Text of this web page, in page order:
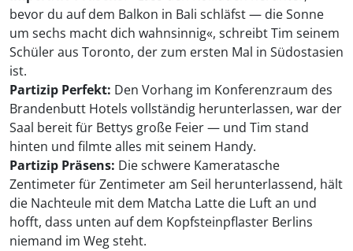
bevor du auf dem Balkon in Bali schläfst — die Sonne
um sechs macht dich wahnsinnig«, schreibt Tim seinem
Schüler aus Toronto, der zum ersten Mal in Südostasien
ist.
Partizip Perfekt: Den Vorhang im Konferenzraum des
Brandenbutt Hotels vollständig herunterlassen, war der
Saal bereit für Bettys große Feier — und Tim stand
hinten und filmte alles mit seinem Handy.
Partizip Präsens: Die schwere Kameratasche
Zentimeter für Zentimeter am Seil herunterlassend, hält
die Nachteule mit dem Matcha Latte die Luft an und
hofft, dass unten auf dem Kopfsteinpflaster Berlins
niemand im Weg steht.